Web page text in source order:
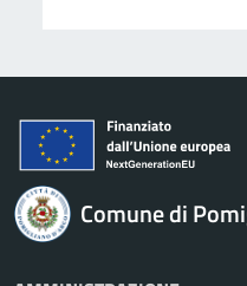
Comune di